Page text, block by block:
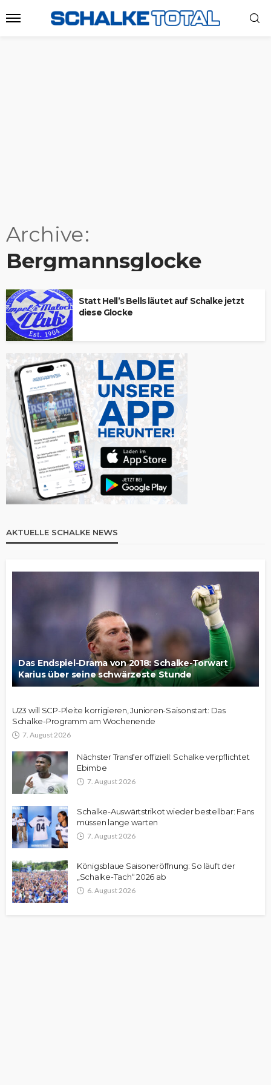
Archive
Bergmannsglocke
Statt Hell’s Bells läutet auf Schalke jetzt
diese Glocke
AKTUELLE SCHALKE NEWS
Das Endspiel-Drama von 2018: Schalke-Torwart
Karius über seine schwärzeste Stunde
U23 will SCP-Pleite korrigieren, Junioren-Saisonstart: Das
Schalke-Programm am Wochenende
7. August 2026
Nächster Transfer offiziell: Schalke verpflichtet
Ebimbe
7. August 2026
Schalke-Auswärtstrikot wieder bestellbar: Fans
müssen lange warten
7. August 2026
Königsblaue Saisoneröffnung: So läuft der
„Schalke-Tach“ 2026 ab
6. August 2026